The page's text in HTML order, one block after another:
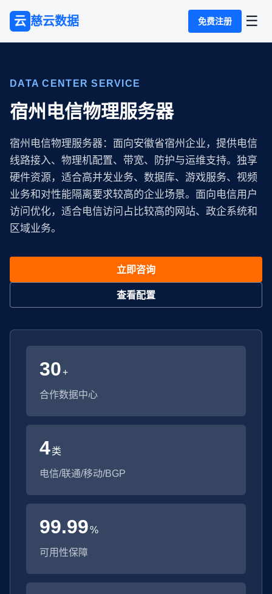
云 慈云数据 免费注册 ☰
DATA CENTER SERVICE
宿州电信物理服务器
宿州电信物理服务器：面向安徽省宿州企业，提供电信
线路接入、物理机配置、带宽、防护与运维支持。独享
硬件资源，适合高并发业务、数据库、游戏服务、视频
业务和对性能隔离要求较高的企业场景。面向电信用户
访问优化，适合电信访问占比较高的网站、政企系统和
区域业务。
立即咨询
查看配置
30+
合作数据中心
4类
电信/联通/移动/BGP
99.99%
可用性保障